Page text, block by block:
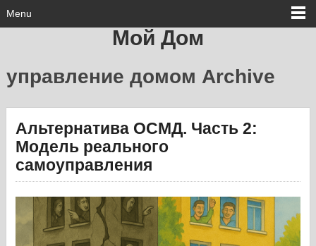
Menu
Мой Дом
управление домом Archive
Альтернатива ОСМД. Часть 2:
Модель реального
самоуправления